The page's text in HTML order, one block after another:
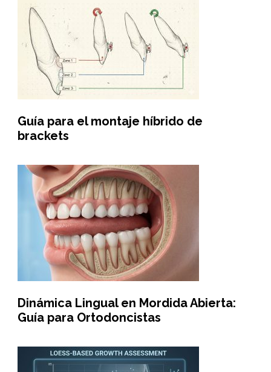
Guía para el montaje híbrido de
brackets
Dinámica Lingual en Mordida Abierta:
Guía para Ortodoncistas